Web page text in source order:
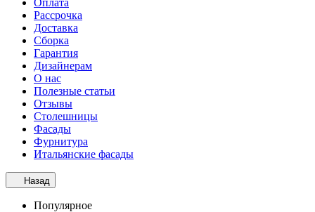
Оплата
Рассрочка
Доставка
Сборка
Гарантия
Дизайнерам
О нас
Полезные статьи
Отзывы
Столешницы
Фасады
Фурнитура
Итальянские фасады
Назад
Популярное